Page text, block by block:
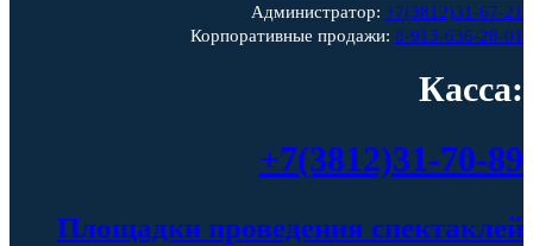
Администратор: +7(3812)31-67-21
Корпоративные продажи: 8-913-636-28-01
Касса:
+7(3812)31-70-89
Площадки проведения спектаклей